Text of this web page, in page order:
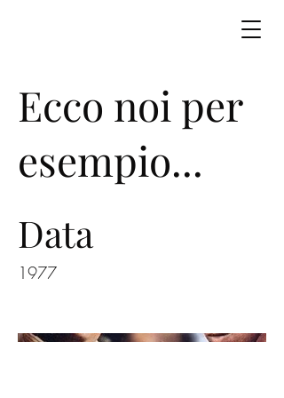
Ecco noi per
esempio...
Data
1977